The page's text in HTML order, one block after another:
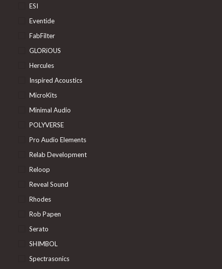
ESI
Eventide
FabFilter
GLORiOUS
Hercules
Inspired Acoustics
MicroKits
Minimal Audio
POLYVERSE
Pro Audio Elements
Relab Development
Reloop
Reveal Sound
Rhodes
Rob Papen
Serato
SHIMBOL
Spectrasonics